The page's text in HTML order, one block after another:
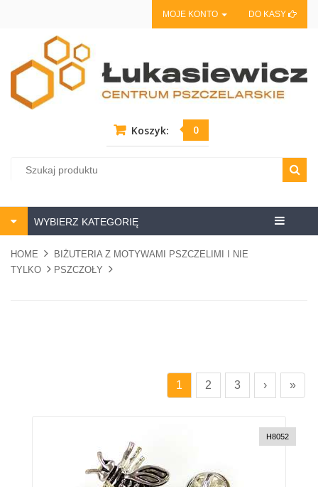
MOJE KONTO DO KASY
Koszyk: 0
Centrum
WYBIERZ KATEGORIĘ
HOME
BIŻUTERIA Z MOTYWAMI PSZCZELIMI I NIE
TYLKO
PSZCZOŁY
1 2 3 › »
H8052